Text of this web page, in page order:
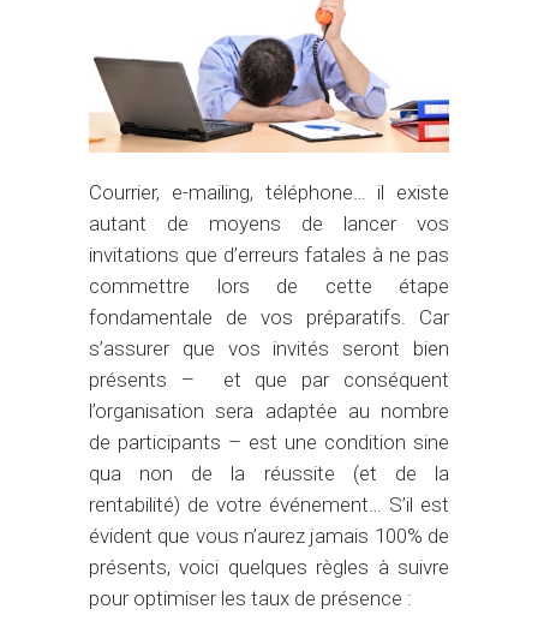
Courrier, e-mailing, téléphone… il existe
autant de moyens de lancer vos
invitations que d’erreurs fatales à ne pas
commettre lors de cette étape
fondamentale de vos préparatifs. Car
s’assurer que vos invités seront bien
présents – et que par conséquent
l’organisation sera adaptée au nombre
de participants – est une condition sine
qua non de la réussite (et de la
rentabilité) de votre événement… S’il est
évident que vous n’aurez jamais 100% de
présents, voici quelques règles à suivre
pour optimiser les taux de présence :